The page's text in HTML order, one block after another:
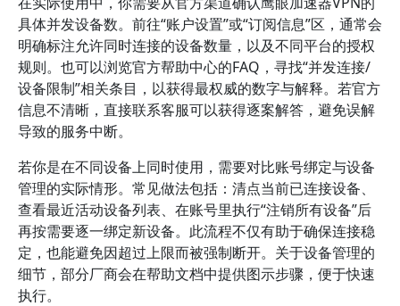
具体并发设备数。前往“账户设置”或“订阅信息”区，通常会
明确标注允许同时连接的设备数量，以及不同平台的授权
规则。也可以浏览官方帮助中心的FAQ，寻找“并发连接/
设备限制”相关条目，以获得最权威的数字与解释。若官方
信息不清晰，直接联系客服可以获得逐案解答，避免误解
导致的服务中断。
若你是在不同设备上同时使用，需要对比账号绑定与设备
管理的实际情形。常见做法包括：清点当前已连接设备、
查看最近活动设备列表、在账号里执行“注销所有设备”后
再按需要逐一绑定新设备。此流程不仅有助于确保连接稳
定，也能避免因超过上限而被强制断开。关于设备管理的
细节，部分厂商会在帮助文档中提供图示步骤，便于快速
执行。